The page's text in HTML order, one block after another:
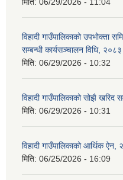
मिति: 06/29/2026 - 11:04
विहादी गाउँपालिकाको उपभोक्ता
सम्बन्धी कार्यसञ्चालन विधि, २०८३
मिति: 06/29/2026 - 10:32
विहादी गाउँपालिकाको सोझै खरिद
मिति: 06/29/2026 - 10:31
विहादी गाउँपालिकाको आर्थिक
मिति: 06/25/2026 - 16:09